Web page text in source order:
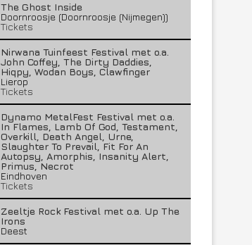
The Ghost Inside
Doornroosje (Doornroosje (Nijmegen))
Tickets
Nirwana Tuinfeest Festival met o.a.
John Coffey, The Dirty Daddies,
Hiqpy, Wodan Boys, Clawfinger
Lierop
Tickets
Dynamo MetalFest Festival met o.a.
In Flames, Lamb Of God, Testament,
Overkill, Death Angel, Urne,
Slaughter To Prevail, Fit For An
Autopsy, Amorphis, Insanity Alert,
Primus, Necrot
Eindhoven
Tickets
Zeeltje Rock Festival met o.a. Up The
Irons
Deest